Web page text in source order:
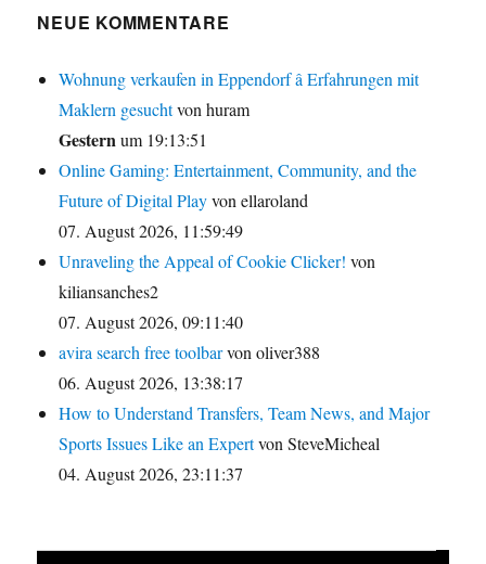
NEUE KOMMENTARE
Wohnung verkaufen in Eppendorf â Erfahrungen mit
Maklern gesuchtvon huram
Gesternum 19:13:51
Online Gaming: Entertainment, Community, and the
Future of Digital Playvon ellaroland
07. August 2026, 11:59:49
Unraveling the Appeal of Cookie Clicker! von
kiliansanches2
07. August 2026, 09:11:40
avira search free toolbarvon oliver388
06. August 2026, 13:38:17
How to Understand Transfers, Team News, and Major
Sports Issues Like an Expertvon SteveMicheal
04. August 2026, 23:11:37